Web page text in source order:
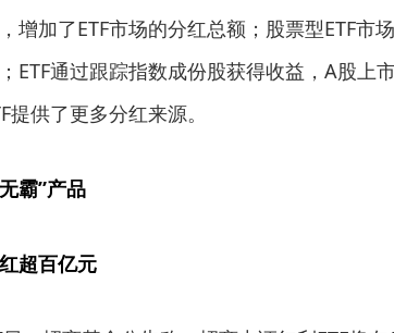
增加了ETF市场的分红总额；股票型ETF市
ETF通过跟踪指数成份股获得收益，A股上
提供了更多分红来源。
霸”产品
超百亿元